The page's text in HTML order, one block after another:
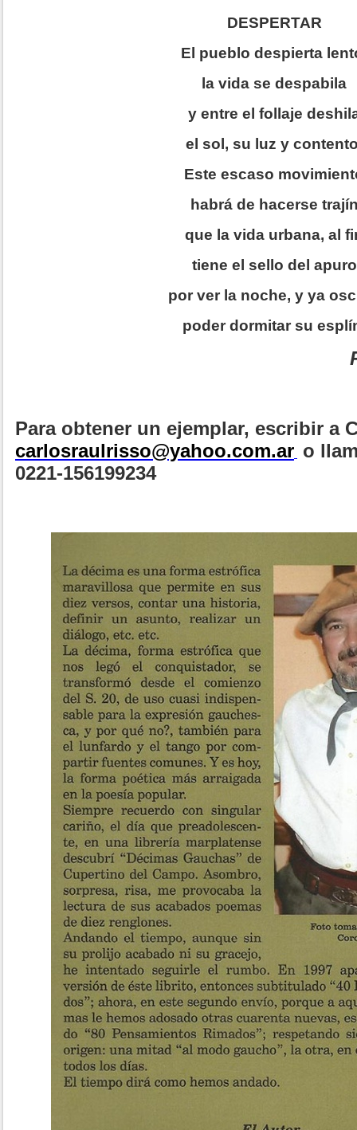
DESPERTAR
El pueblo despierta
la vida se despabila
y entre el follaje
el sol, su luz y
Este escaso
habrá de hacerse
que la vida urbana, al
tiene el sello del apuro
por ver la noche, y ya
poder dormitar su
Para obtener un ejemplar, escribir a
carlosraulrisso@yahoo.com.ar o
0221-156199234